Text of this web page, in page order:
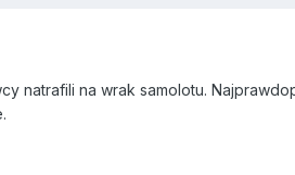
natrafili na wrak samolotu.